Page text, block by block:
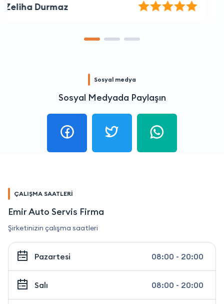
Osman Deniz
Sosyal medya
Sosyal Medyada Paylaşın
ÇALIŞMA SAATLERİ
Emir Auto Servis Firma
Şirketinizin çalışma saatleri
Pazartesi 08:00 - 20:00
Salı 08:00 - 20:00